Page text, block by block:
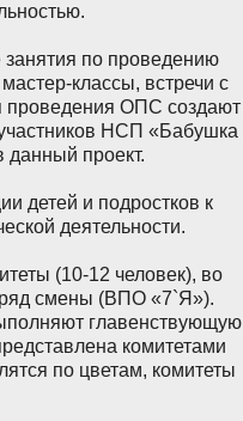
по проведению
классы, встречи с
проведения ОПС создают
НСП «Бабушка
данный проект.
детей и подростков к
деятельности.
(10-12 человек), во
смены (ВПО «7`Я»).
главенствующую
комитетами
по цветам, комитеты